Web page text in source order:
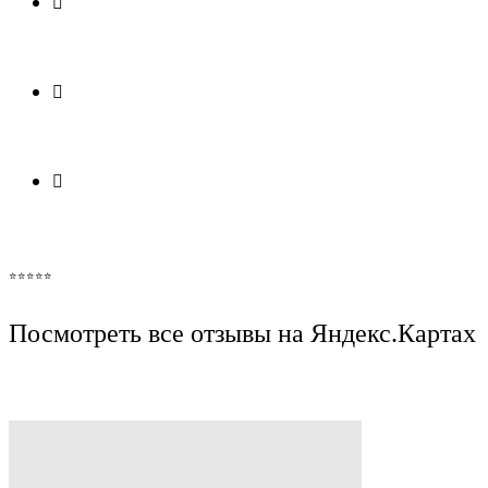
⭐️⭐️⭐️⭐️⭐️
Посмотреть все отзывы на Яндекс.Картах